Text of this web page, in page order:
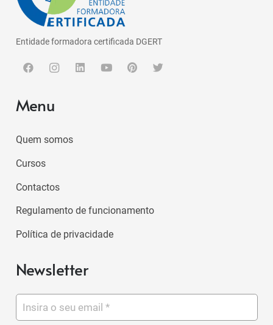
Entidade formadora certificada DGERT
Menu
Quem somos
Cursos
Contactos
Regulamento de funcionamento
Política de privacidade
Newsletter